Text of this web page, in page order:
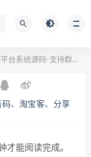
群活码、淘宝客、分享卡片、短网址等
、淘宝客、分享
才能阅读完成。